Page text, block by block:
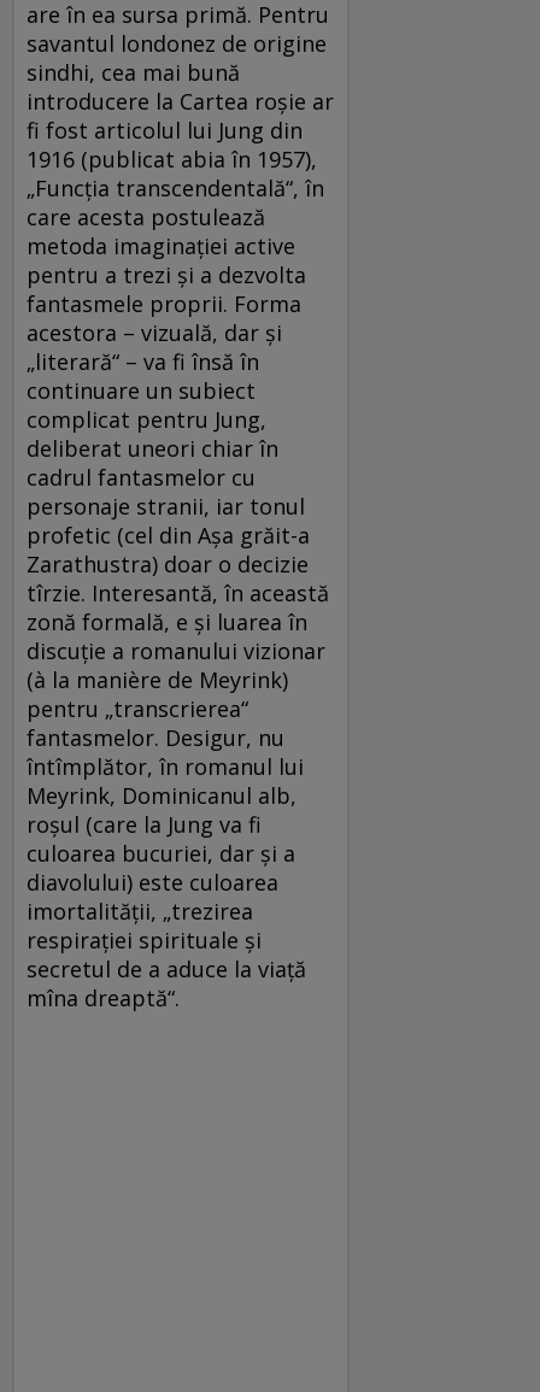
are în ea sursa primă. Pentru
savantul londonez de origine
sindhi, cea mai bună
introducere la Cartea roşie ar
fi fost articolul lui Jung din
1916 (publicat abia în 1957),
„Funcţia transcendentală“, în
care acesta postulează
metoda imaginaţiei active
pentru a trezi şi a dezvolta
fantasmele proprii. Forma
acestora – vizuală, dar şi
„literară“ – va fi însă în
continuare un subiect
complicat pentru Jung,
deliberat uneori chiar în
cadrul fantasmelor cu
personaje stranii, iar tonul
profetic (cel din Aşa grăit-a
Zarathustra) doar o decizie
tîrzie. Interesantă, în această
zonă formală, e şi luarea în
discuţie a romanului vizionar
(à la manière de Meyrink)
pentru „transcrierea“
fantasmelor. Desigur, nu
întîmplător, în romanul lui
Meyrink, Dominicanul alb,
roşul (care la Jung va fi
culoarea bucuriei, dar şi a
diavolului) este culoarea
imortalităţii, „trezirea
respiraţiei spirituale şi
secretul de a aduce la viaţă
mîna dreaptă“.